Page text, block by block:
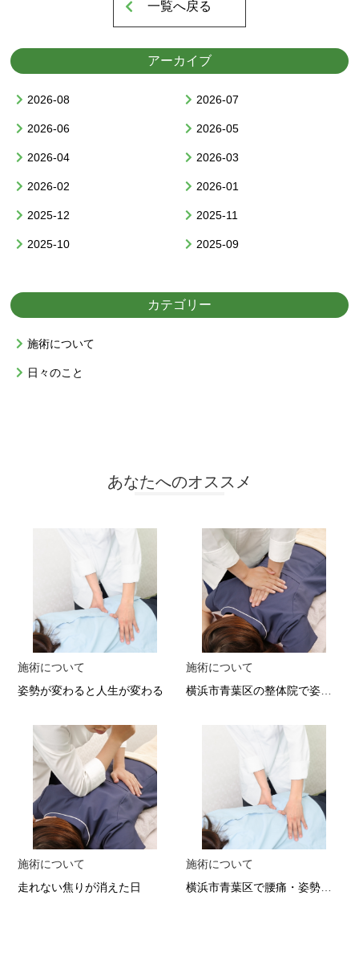
一覧へ戻る
アーカイブ
2026-08 2026-07
2026-06 2026-05
2026-04 2026-03
2026-02 2026-01
2025-12 2025-11
2025-10 2025-09
カテゴリー
施術について
日々のこと
あなたへのオススメ
施術について
姿勢が変わると人生が変わる
施術について
施術について
走れない焦りが消えた日
施術について